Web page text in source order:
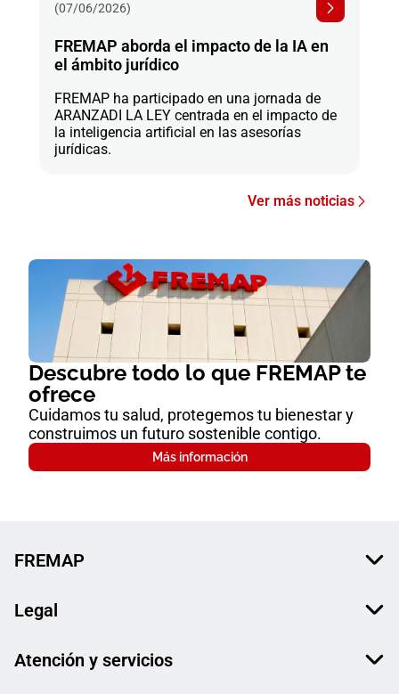
(07/06/2026)
FREMAP aborda el impacto de la IA en
el ámbito jurídico
FREMAP ha participado en una jornada de
ARANZADI LA LEY centrada en el impacto de
la inteligencia artificial en las asesorías
jurídicas.
Ver más noticias
Descubre todo lo que FREMAP te
ofrece
Cuidamos tu salud, protegemos tu bienestar y
construimos un futuro sostenible contigo.
Más información
FREMAP
Legal
Atención y servicios